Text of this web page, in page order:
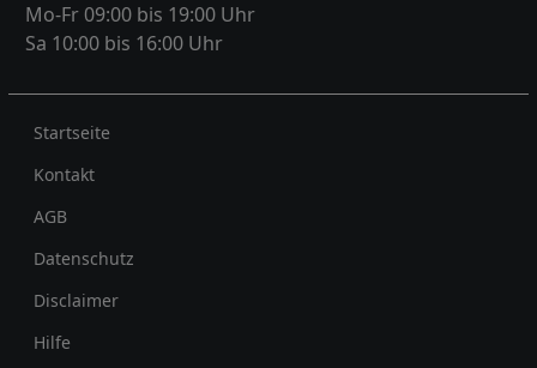
Mo-Fr 09:00 bis 19:00 Uhr
Sa 10:00 bis 16:00 Uhr
Rechtliches
Startseite
Kontakt
AGB
Datenschutz
Disclaimer
Hilfe